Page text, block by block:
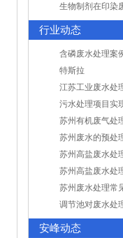
行业动态
含磷废水处理案
特斯拉
安峰动态